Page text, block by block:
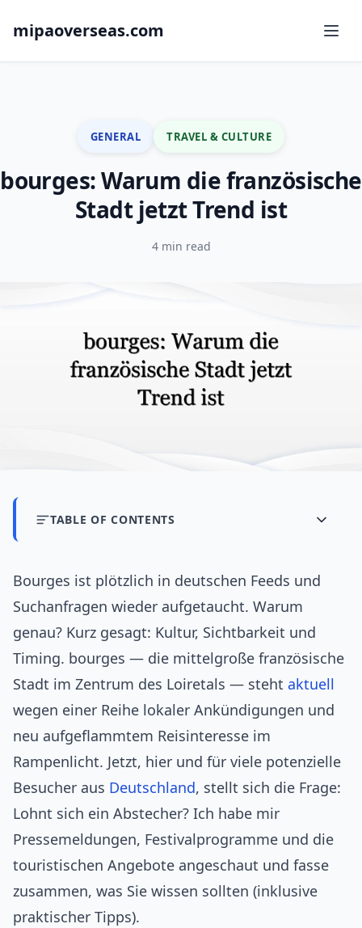
mipaoverseas.com
GENERAL TRAVEL & CULTURE
bourges: Warum die französische
Stadt jetzt Trend ist
4 min read
TABLE OF CONTENTS
Bourges ist plötzlich in deutschen Feeds und
Suchanfragen wieder aufgetaucht. Warum
genau? Kurz gesagt: Kultur, Sichtbarkeit und
Timing. bourges — die mittelgroße französische
Stadt im Zentrum des Loiretals — steht aktuell
wegen einer Reihe lokaler Ankündigungen und
neu aufgeflammtem Reisinteresse im
Rampenlicht. Jetzt, hier und für viele potenzielle
Besucher aus Deutschland, stellt sich die Frage:
Lohnt sich ein Abstecher? Ich habe mir
Pressemeldungen, Festivalprogramme und die
touristischen Angebote angeschaut und fasse
zusammen, was Sie wissen sollten (inklusive
praktischer Tipps).